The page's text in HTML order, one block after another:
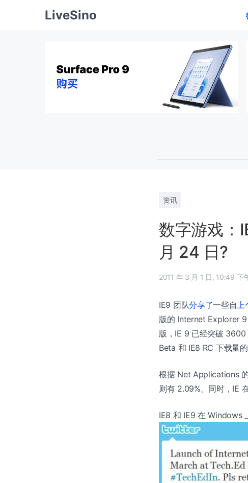
LiveSino
资讯
数字游戏：
月 24 日?
2011 年 3 月 1 日, 10:49
IE9 团队分享了一些自
版的 Internet Explorer
版，IE 9 已经突破
Beta 和 IE8 RC 下载量的
根据 Net Applications
则有 2.09%。同时，IE
IE8 和 IE9 在 Windows